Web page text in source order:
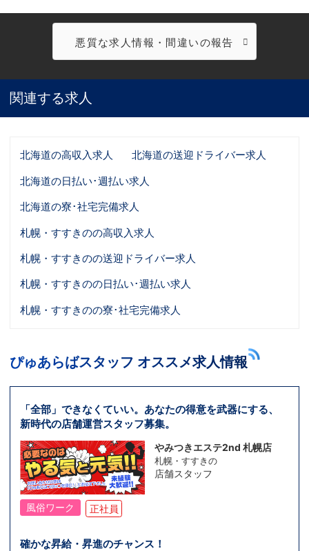
悪質な求人情報・間違いの報告
関連する求人
北海道の高収入求人
北海道の送迎ドライバー求人
北海道の日払い･週払い求人
北海道の寮･社宅完備求人
札幌・すすきのの高収入求人
札幌・すすきのの送迎ドライバー求人
札幌・すすきのの日払い･週払い求人
札幌・すすきのの寮･社宅完備求人
ぴゅあらばスタッフ オススメ求人情報
「全部」できなくていい。あなたの得意を武器にする、
新時代の店舗運営スタッフ募集。
やみつきエステ2nd 札幌店
札幌・すすきの
店舗スタッフ
風俗ワーク 正社員
確かな昇給・昇進のチャンス！